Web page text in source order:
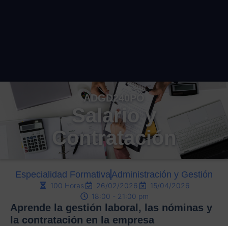
ADGD240PO
Salario y
Contratación
Especialidad Formativa Administración y Gestión
100 Horas 26/02/2026
15/04/2026
18:00 - 21:00 pm
Aprende la gestión laboral, las nóminas y
la contratación en la empresa